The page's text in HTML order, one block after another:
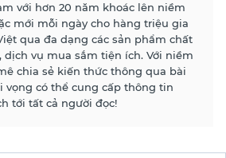
với hơn 20 năm khoác lên niềm
mới mỗi ngày cho hàng triệu gia
qua đa dạng các sản phẩm chất
dịch vụ mua sắm tiện ích. Với niềm
chia sẻ kiến thức thông qua bài
vọng có thể cung cấp thông tin
tới tất cả người đọc!